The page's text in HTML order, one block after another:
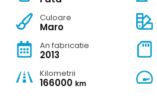
Culoare
Maro
An fabricatie
2013
Kilometrii
166000 km